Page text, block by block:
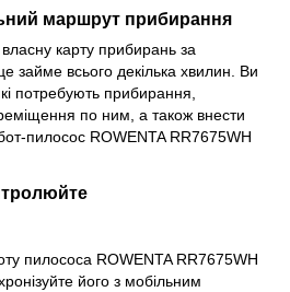
маршрут прибирання
карту прибирань за
займе всього декілька хвилин. Ви
потребують прибирання,
по ним, а також внести
пилосос ROWENTA RR7675WH
пилососа ROWENTA RR7675WH
його з мобільним